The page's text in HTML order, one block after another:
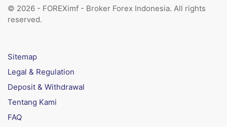
© 2026 - FOREXimf - Broker Forex Indonesia. All rights
reserved.
Sitemap
Legal & Regulation
Deposit & Withdrawal
Tentang Kami
FAQ